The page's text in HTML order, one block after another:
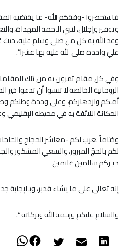
فاستحضروا -وفقكم الله- ما يقتضيه
وتوقير وإجلال، لنبي الرحمة المهداة،
وعد الله به كل من صلى وسلم عليه،
عليَّ واحدة صلى الله عليه بها عشرا”.
وفي كل مقام تمرون به من تلك
الروحانية الخالصة لا تنسوا أن تدعوا
أمنكم وازدهاركم، وعلى وحدة وطنكم
المكانة اللائقة به في محيطه الإقليمي
وختاماً نعرب لكم -معاشر الحجاج
لكم بالحجِّ المبرور، والسعي المشكور
دياركم سالمين غانمين.
إنه تعالى على ما يشاء قدير، وبالإجابة
والسلام عليكم ورحمة الله وبركاته “.